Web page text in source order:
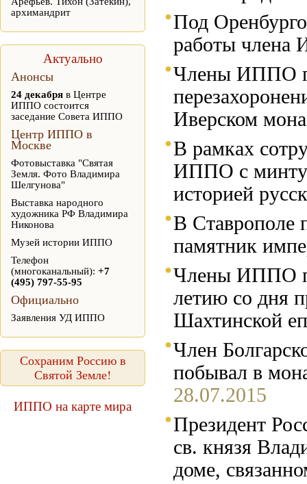
архимандрит
Актуально
Анонсы
24 декабря в Центре
ИППО состоится
заседание Совета ИППО
Центр ИППО в
Москве
Фотовыставка "Святая
Земля. Фото Владимира
Шелгунова"
Выставка народного
художника РФ Владимира
Никонова
Музей истории ИППО
Телефон
(многоканальный): +7
(495) 797-55-95
Официально
Заявления УД ИППО
Сохраним Россию в
Святой Земле!
ИППО на карте мира
Под
работы члена
Члены ИППО
Иверском
В рамках
ИППО с
историей
В Ставрополе
памятник
Члены ИППО
летию со дня
Шахтинской
Член
побывал в
28.07.2015
Президент
св. князя
доме,